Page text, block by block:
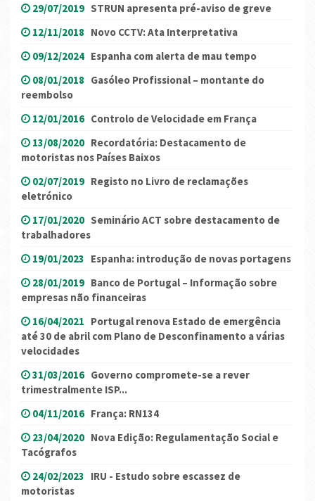
29/07/2019 STRUN apresenta pré-aviso de greve
12/11/2018 Novo CCTV: Ata Interpretativa
09/12/2024 Espanha com alerta de mau tempo
08/01/2018 Gasóleo Profissional – montante do
reembolso
12/01/2016 Controlo de Velocidade em França
13/08/2020 Recordatória: Destacamento de
motoristas nos Países Baixos
02/07/2019 Registo no Livro de reclamações
eletrónico
17/01/2020 Seminário ACT sobre destacamento de
trabalhadores
19/01/2023 Espanha: introdução de novas portagens
28/01/2019 Banco de Portugal – Informação sobre
empresas não financeiras
16/04/2021 Portugal renova Estado de emergência
até 30 de abril com Plano de Desconfinamento a várias
velocidades
31/03/2016 Governo compromete-se a rever
trimestralmente ISP...
04/11/2016 França: RN134
23/04/2020 Nova Edição: Regulamentação Social e
Tacógrafos
24/02/2023 IRU - Estudo sobre escassez de
motoristas